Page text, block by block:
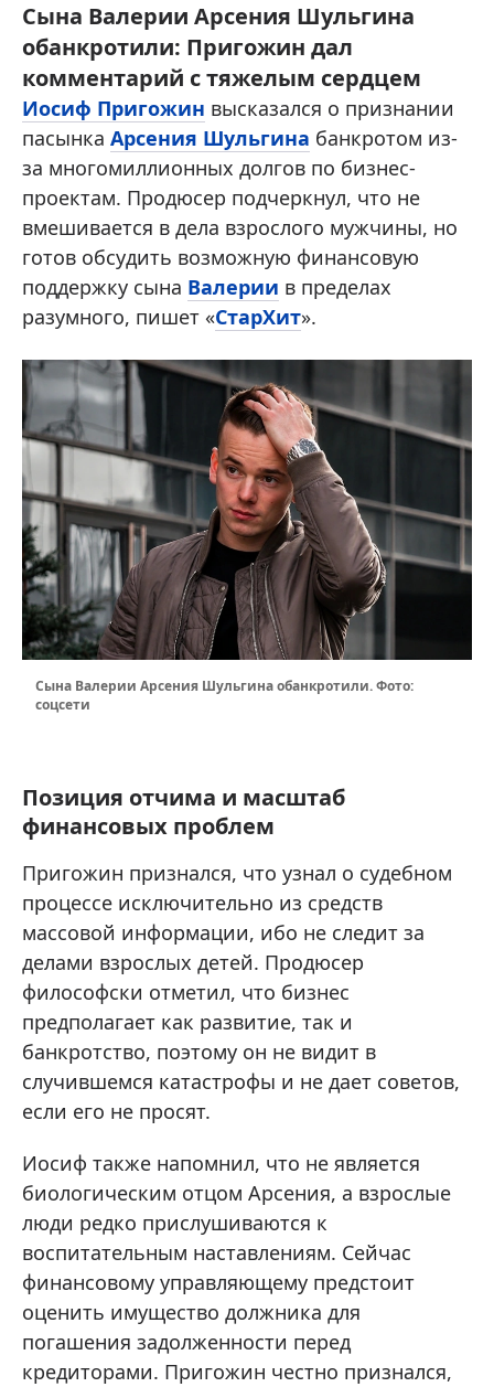
Сына Валерии Арсения Шульгина
обанкротили: Пригожин дал
комментарий с тяжелым сердцем
Иосиф Пригожин высказался о признании
пасынка Арсения Шульгина банкротом из-
за многомиллионных долгов по бизнес-
проектам. Продюсер подчеркнул, что не
вмешивается в дела взрослого мужчины, но
готов обсудить возможную финансовую
поддержку сына Валерии в пределах
разумного, пишет «СтарХит».
Сына Валерии Арсения Шульгина обанкротили. Фото:
соцсети
Позиция отчима и масштаб
финансовых проблем
Пригожин признался, что узнал о судебном
процессе исключительно из средств
массовой информации, ибо не следит за
делами взрослых детей. Продюсер
философски отметил, что бизнес
предполагает как развитие, так и
банкротство, поэтому он не видит в
случившемся катастрофы и не дает советов,
если его не просят.
Иосиф также напомнил, что не является
биологическим отцом Арсения, а взрослые
люди редко прислушиваются к
воспитательным наставлениям. Сейчас
финансовому управляющему предстоит
оценить имущество должника для
погашения задолженности перед
кредиторами. Пригожин честно признался,